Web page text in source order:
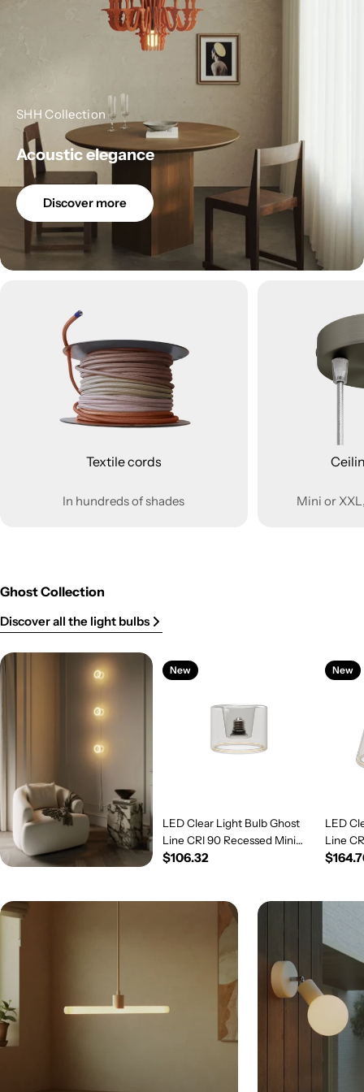
SHH Collection
Acoustic elegance
Discover more
Textile cords
In hundreds of shades Mini or
Ghost Collection
Discover all the light bulbs
New
LED Clear Light Bulb Ghost
Line CRI 90 Recessed Mini
Donut 5.5W 450Lm E26 120V
Regular
$106.32
New
LED
Line
5.5W